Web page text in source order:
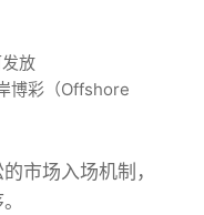
放
博彩（Offshore
市场入场机制，